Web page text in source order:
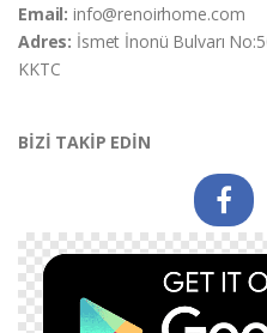
Email:info@renoirhome.com
Adres: İsmet İnonü Bulvarı
KKTC
BİZİ TAKİP EDİN